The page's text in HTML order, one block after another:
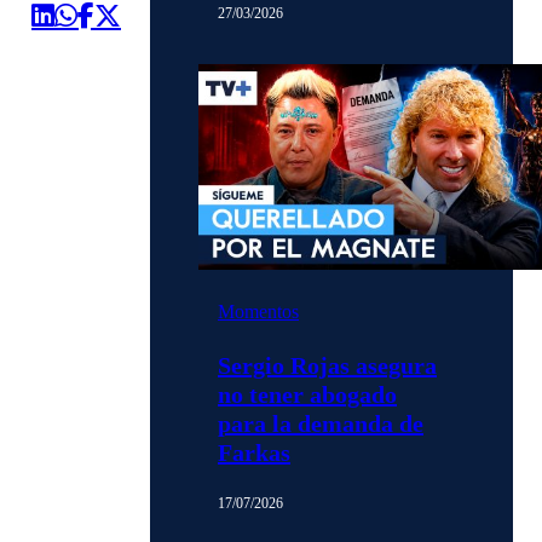
27/03/2026
Momentos
Sergio Rojas asegura
no tener abogado
para la demanda de
Farkas
17/07/2026